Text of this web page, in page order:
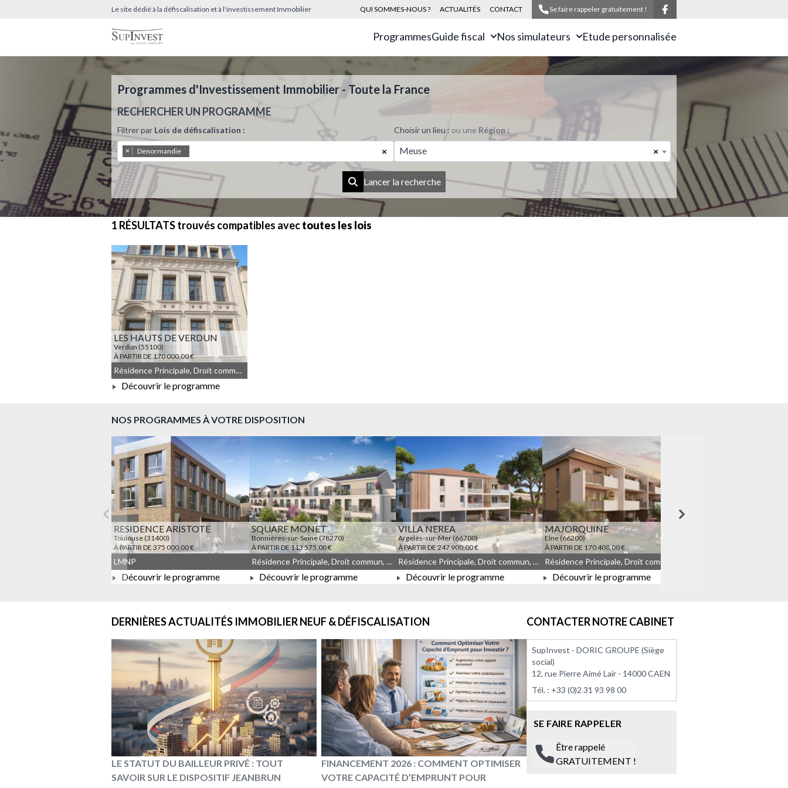
Le site dédié à la défiscalisation et à l'investissement Immobilier QUI SOMMES-NOUS ? ACTUALITÉS CONTACT Se faire rappeler gratuitement !
ProgrammesGuide fiscal Nos simulateurs Etude personnalisée
Programmes d'Investissement Immobilier - Toute la France
RECHERCHER UN PROGRAMME
Filtrer par Lois de défiscalisation :
×
× Denormandie
Choisir un lieu : ou une Région :
×
Meuse
Lancer la recherche
1 RÉSULTATStrouvés compatibles avectoutes les lois
LES HAUTS DE VERDUN
Verdun (55100)
À PARTIR DE 170 000,00 €
À PARTIR DE 170 000,00 €
Résidence Principale, Droit commun, Meublé non géré, Denormandie
Découvrir le programme
NOS PROGRAMMES À VOTRE DISPOSITION
Précédent Suivant
RESIDENCE ARISTOTE
Toulouse (31400)
À PARTIR DE 375 000,00 €
À PARTIR DE 375 000,00 €
LMNP
Découvrir le programme
SQUARE MONET
Bonnières-sur-Seine (78270)
À PARTIR DE 113 575,00 €
À PARTIR DE 113 575,00 €
Résidence Principale, Droit commun, Meublé non géré, JEANBRUN, LLI, LLI_JEANBRUN
Découvrir le programme
VILLA NEREA
Argelès-sur-Mer (66700)
À PARTIR DE 247 900,00 €
À PARTIR DE 247 900,00 €
Résidence Principale, Droit commun, Meublé non géré, JEANBRUN
Découvrir le programme
MAJORQUINE
Elne (66200)
À PARTIR DE 170 408,00 €
À PARTIR DE 170 408,00 €
Découvrir le programme
DERNIÈRES ACTUALITÉS IMMOBILIER NEUF & DÉFISCALISATION
LE STATUT DU BAILLEUR PRIVÉ : TOUT
SAVOIR SUR LE DISPOSITIF JEANBRUN
FINANCEMENT 2026 : COMMENT OPTIMISER
VOTRE CAPACITÉ D’EMPRUNT POUR
CONTACTER NOTRE CABINET
SupInvest - DORIC GROUPE (Siège
social)
12, rue Pierre Aimé Lair - 14000 CAEN
Tél. : +33 (0)2 31 93 98 00
SE FAIRE RAPPELER
Être rappelé
GRATUITEMENT !